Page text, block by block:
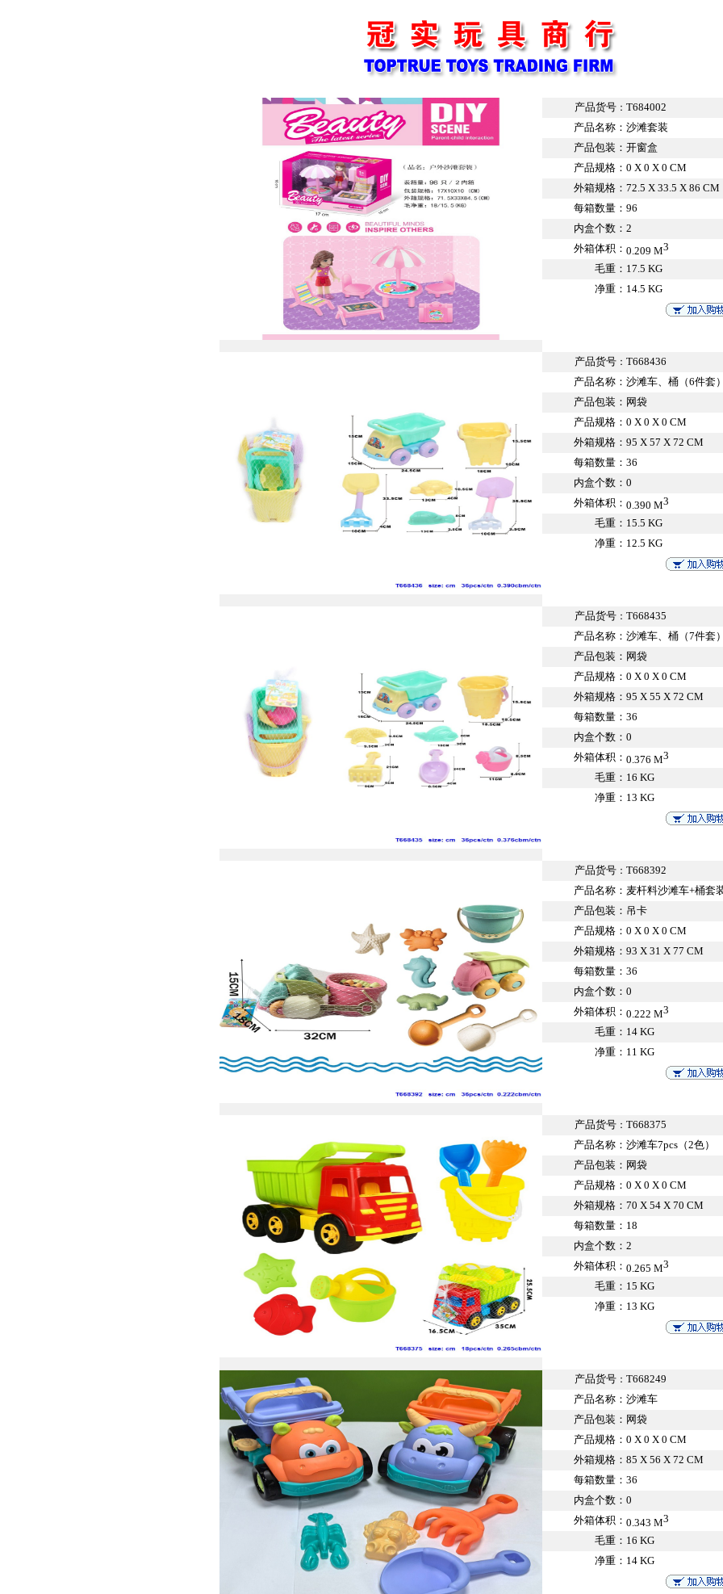
产品货号 ： T684002
产品名称： 沙滩套装
产品包装： 开窗盒
产品规格： 0 X 0 X 0 CM
外箱规格： 72.5 X 33.5 X 86 CM
每箱数量： 96
内盒个数： 2
外箱体积： 0.209 M3
毛重： 17.5 KG
净重： 14.5 KG
产品货号 ： T668436
产品名称： 沙滩车、桶（6件套
产品包装： 网袋
产品规格： 0 X 0 X 0 CM
外箱规格： 95 X 57 X 72 CM
每箱数量： 36
内盒个数： 0
外箱体积： 0.390 M3
毛重： 15.5 KG
净重： 12.5 KG
产品货号 ： T668435
产品名称： 沙滩车、桶（7件套
产品包装： 网袋
产品规格： 0 X 0 X 0 CM
外箱规格： 95 X 55 X 72 CM
每箱数量： 36
内盒个数： 0
外箱体积： 0.376 M3
毛重： 16 KG
净重： 13 KG
产品货号 ： T668392
产品名称： 麦杆料沙滩车+桶套
产品包装： 吊卡
产品规格： 0 X 0 X 0 CM
外箱规格： 93 X 31 X 77 CM
每箱数量： 36
内盒个数： 0
外箱体积： 0.222 M3
毛重： 14 KG
净重： 11 KG
产品货号 ： T668375
产品名称： 沙滩车7pcs（2色）
产品包装： 网袋
产品规格： 0 X 0 X 0 CM
外箱规格： 70 X 54 X 70 CM
每箱数量： 18
内盒个数： 2
外箱体积： 0.265 M3
毛重： 15 KG
净重： 13 KG
产品货号 ： T668249
产品名称： 沙滩车
产品包装： 网袋
产品规格： 0 X 0 X 0 CM
外箱规格： 85 X 56 X 72 CM
每箱数量： 36
内盒个数： 0
外箱体积： 0.343 M3
毛重： 16 KG
净重： 14 KG